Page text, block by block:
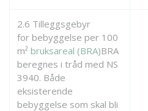
2.6 Tilleggsgebyr
for bebyggelse per 100
m² bruksareal (BRA)BRA
beregnes i tråd med NS
3940. Både
eksisterende
bebyggelse som skal bli